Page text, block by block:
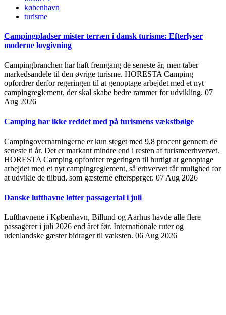
københavn
turisme
Campingpladser mister terræn i dansk turisme: Efterlyser
moderne lovgivning
Campingbranchen har haft fremgang de seneste år, men taber
markedsandele til den øvrige turisme. HORESTA Camping
opfordrer derfor regeringen til at genoptage arbejdet med et nyt
campingreglement, der skal skabe bedre rammer for udvikling. 07
Aug 2026
Camping har ikke reddet med på turismens vækstbølge
Campingovernatningerne er kun steget med 9,8 procent gennem de
seneste ti år. Det er markant mindre end i resten af turismeerhvervet.
HORESTA Camping opfordrer regeringen til hurtigt at genoptage
arbejdet med et nyt campingreglement, så erhvervet får mulighed for
at udvikle de tilbud, som gæsterne efterspørger. 07 Aug 2026
Danske lufthavne løfter passagertal i juli
Lufthavnene i København, Billund og Aarhus havde alle flere
passagerer i juli 2026 end året før. Internationale ruter og
udenlandske gæster bidrager til væksten. 06 Aug 2026